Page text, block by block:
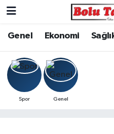
Genel Ekonomi
Spor Genel